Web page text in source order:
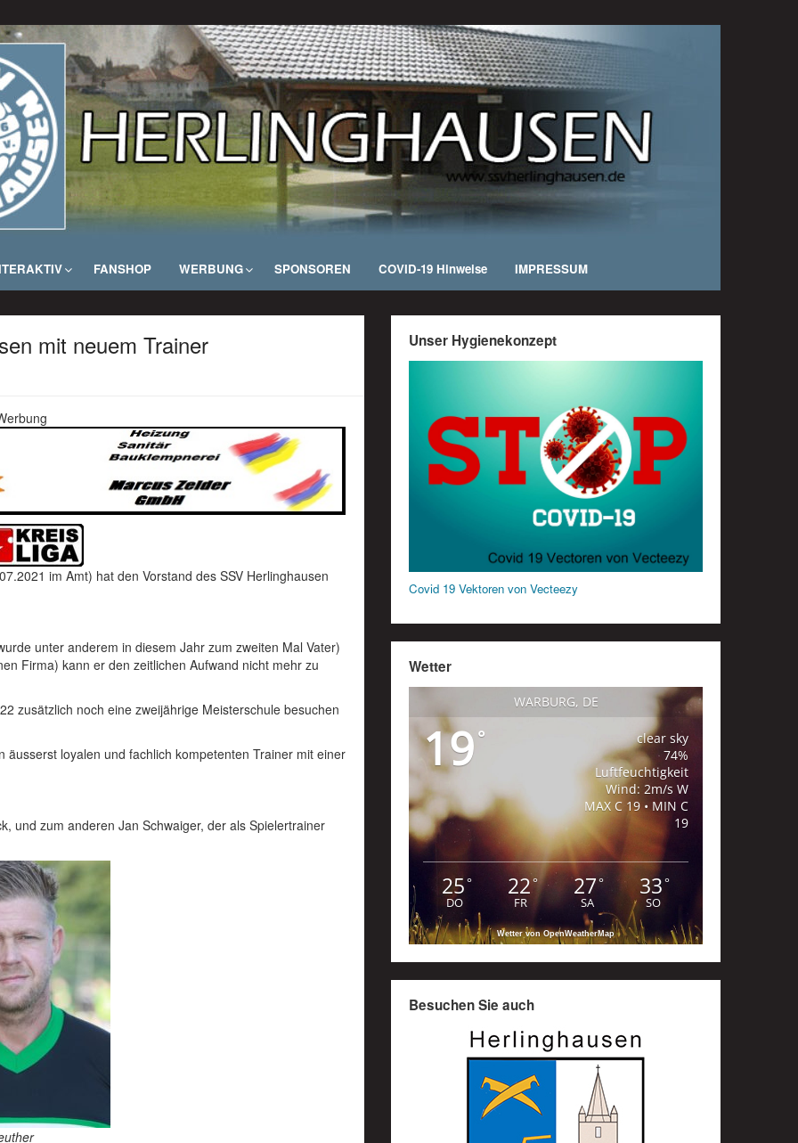
FANSHOP WERBUNG SPONSOREN COVID-19 Hinweise IMPRESSUM
mit neuem Trainer
im Amt) hat den Vorstand des SSV Herlinghausen
unter anderem in diesem Jahr zum zweiten Mal Vater)
Firma) kann er den zeitlichen Aufwand nicht mehr zu
zusätzlich noch eine zweijährige Meisterschule besuchen
loyalen und fachlich kompetenten Trainer mit einer
und zum anderen Jan Schwaiger, der als Spielertrainer
Unser Hygienekonzept
Covid 19 Vektoren von Vecteezy
Wetter
WARBURG, DE
19°
clear sky
74%
Luftfeuchtigkeit
Wind: 2m/s W
MAX C 19 • MIN C
19
25°
DO
22°
FR
27°
SA
33°
SO
Wetter von OpenWeatherMap
Besuchen Sie auch